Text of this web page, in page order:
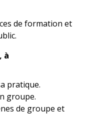
de formation et
à
pratique.
groupe.
de groupe et